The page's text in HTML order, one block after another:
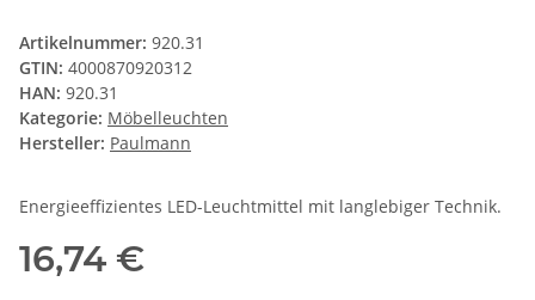
Artikelnummer: 920.31
GTIN: 4000870920312
HAN: 920.31
Kategorie: Möbelleuchten
Hersteller: Paulmann
Energieeffizientes LED-Leuchtmittel mit langlebiger Technik.
16,74 €